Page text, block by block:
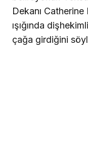
Dekanı
ışığında
çağa girdiğini